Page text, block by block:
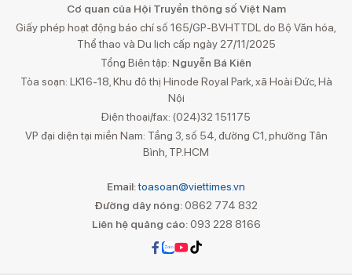
Cơ quan của Hội Truyền thông số Việt Nam
Giấy phép hoạt động báo chí số 165/GP-BVHTTDL do Bộ Văn hóa,
Thể thao và Du lịch cấp ngày 27/11/2025
Tổng Biên tập: Nguyễn Bá Kiên
Tòa soạn: LK16-18, Khu đô thị Hinode Royal Park, xã Hoài Đức, Hà
Nội
Điện thoại/fax: (024)32 151175
VP đại diện tại miền Nam: Tầng 3, số 54, đường C1, phường Tân
Bình, TP.HCM
Email:toasoan@viettimes.vn
Đường dây nóng: 0862 774 832
Liên hệ quảng cáo:093 228 8166